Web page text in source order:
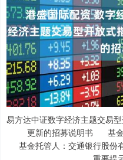
易方达中证数字经济主题交易型开放式指数 证券投资基金 更新的招募说明书 基金管理人：易方达基金管理有限公司 基金托管人：交通银行股份有限公司 二〇二五年七月 重要提示 字经济主题交易型开放式指数证券投资基金注册的批复》（证监许可2024424 号）、 集备案的回函》（机构司函20242018 号）进行募集。本基金基金合同于 2025 年 7 月 7 日正式生效。 注册，但中国证监会对本基金募集的注册，并不表明其对本基金的投资价值、市场前景和 收益作出实质性判断或保证，也不表明投资于本基金没有风险。 基金管理人依照恪尽职守、诚实信用、谨慎勤勉的原则管理和运用基金财产，但不保 证基金一定盈利，也不保证最低收益。 （1）样本空间 同中证全指指数的样本空间 （2）选样方法 证券； 基础设施领域：通信设备、电子设备、电脑与外围设备、半导体等； 主要应用领域：线上购物、快递物流、影视娱乐、网络游戏、视频直播、在线教育、 远程医疗、车联网等； 值占比分配样本数量。分别在基础设施领域和主要应用领域内，按照过去一年日均总市值 由高到低排名选样，合计选取 50 只证券作为指数样本。 （3）指数计算 指数计算公式为：报告期指数=报告期样本的调整市值/除数×1000 其中，调整市值=∑（证券价格×调整股本数×权重因子）。调整股本数的计算方 法、除数修正方法参见中证指数有限公司网站发布的计算与维护细则。权重因子介于 0 和 有关标的指数具体编制方案等指数信息详见中证指数有限公司网站，网址： www.csindex.com.cn。 金资产的 80%且不低于基金资产净值的 90%，其投资目标是紧密跟踪标的指数，追求跟踪 偏离度和跟踪误差的最小化。本基金投资于证券期货市场，基金净值会因为证券期货市场 波动等因素产生波动，投资有风险，投资者在投资本基金前，请认真阅读本基金招募说明 书、基金合同、基金产品资料概要等信息披露文件，全面认识本基金产品的风险收益特征 和产品特性，充分考虑自身的风险承受能力，理性判断市场，自主判断基金的投资价值， 对投资基金的意愿、时机、数量等投资行为作出独立决策，承担基金投资中可能出现的各 类风险。 投资本基金可能遇到的主要风险包括：本基金特有风险、市场风险、管理风险、流动 性风险、本基金法律文件中涉及基金风险特征的表述与销售机构对基金的风险评级可能不 一致的风险、税收风险及其他风险等。本基金特有风险包括：（1）指数化投资的风险， 包括标的指数回报与股票市场平均回报偏离的风险、标的指数发布时间较短的风险、标的 指数成份股主要集中于数字经济主题的行业集中风险、标的指数波动的风险、部分成份股 权重较大的风险、标的指数编制方案带来的风险、标的指数变更的风险、基金投资组合回 报与标的指数回报偏离的风险、跟踪误差控制未达约定目标的风险、标的指数值计算出错 的风险、指数编制机构停止服务的风险等；（2）ETF 运作的风险，包括可接受股票认购 导致的风险、参考 IOPV 决策和 IOPV 计算错误的风险、基金交易价格与份额净值发生偏 离的风险、成份股停牌的风险、投资人申购失败的风险、投资人赎回失败的风险、申购赎 回清单中设置较低的申购/赎回份额上限的风险、沪市成份证券申赎处理规则带来的风险、 申购赎回清单差错风险、申购赎回清单标识设置不合理的风险、基金份额赎回对价的变现 风险、套利风险、基金收益分配后基金份额净值低于面值的风险、第三方机构服务的风险、 退市风险等；（3）投资特定品种（包括股指期货、国债期货、股票期权等金融衍生品、 资产支持证券、存托凭证等）的特有风险；（4）参与转融通证券出借业务的风险等。 本基金的具体运作特点详见基金合同和招募说明书的约定。投资本基金可能面临的一 般风险及特有风险详见本招募说明书的“风险揭示”部分。 货币市场基金。本基金为指数型基金，主要采用完全复制法跟踪标的指数的表现，具有与 标的指数相似的风险收益特征。 日可以赎回；当日申购的基金份额，当日可以竞价卖出，次一交易日可以赎回。 投资者投资于本基金前请认真阅读证券交易所和登记结算机构关于 ETF 的相关业务规 则及其不时的更新，确保具备相关专业知识、清楚了解相关规则流程后方可参与本基金的 认购、申购、赎回及交易。投资者一旦认购、申购或赎回本基金，即表示对基金认购、申 购和赎回所涉及的登记方式以及申购赎回所涉及组合证券、现金替代、现金差额等相关的 交收方式及业务规则已经认可。 基金运营状况与基金净值变化引致的投资风险，由投资者自行负责。此外，本基金以 1 元 初始面值进行募集，在市场波动等因素的影响下，存在单位份额净值跌破 1 元初始面值的 风险。 损失本金。投资有风险，投资人在进行投资决策前，请仔细阅读本基金的《招募说明书》 及《基金合同》。 成对本基金表现的保证。 本基金本次更新招募说明书对基金最小申购、赎回单位进行更新，相关信息更新截止 日为 2025 年 7 月 15 日，并更新了基金成立和基金管理人相关信息，更新截止日为 2025 年 目 录 I 第一部分 绪 言 本招募说明书依据《中华人民共和国证券投资基金法》（以下简称《基金法》）、 《公开募集证券投资基金运作管理办法》（以下简称《运作办法》）、《公开募集证 券投 资基金销售机构监督管理办法》（以下简称《销售办法》）、《公开募集证券投资基 金信 息披露管理办法》（以下简称《信息披露办法》）、《证券投资基金信息披露内容与 格式 准则第 5 号》、《公开募集开放式证券投资基金流动性风险管 理规定》（以下简称《流动性风险管理规定》）、《公开募集证券投资基金运作指 引第 3 号——指数基金指引》（以下简称《指数基金指引》）、《易方达中证数字经济主题 交易 型开放式指数证券投资基金基金合同》（以下简称基金合同）及其它有关规定等编写。 基金管理人承诺本招募说明书不存在任何虚假记载、误导性陈述或者重大遗漏,并对其 真实性、准确性、完整性承担法律责任。本基金是根据本招募说明书所载明的资料申 请募 集的。本基金管理人没有委托或授权任何其他人提供未在本招募说明书中载明的信息 ，或 对本招募说明书作任何解释或者说明。 本招募说明书根据本基金的基金合同编写，并经中国证监会注册。基金合同是约定基 金合同当事人之间权利、义务的法律文件。基金投资人依基金合同取得基金份额，即 成为 基金份额持有人和基金合同的当事人，其持有基金份额的行为本身即表明其对基金合 同的 承认和接受，并按照《基金法》、基金合同及其他有关规定享有权利、承担义务。基 金投 资人欲了解基金份额持有人的权利和义务，应详细查阅基金合同。 本基金按照中国法律法规成立并运作，若基金合同、招募说明书等基金法律文件的内 容与届时有效的法律法规的强制性规定不一致，应当以届时有效的法律法规的规定为准。 第二部分 释 义 本招募说明书中除非文意另有所指，下列词语或简称具有如下含义： 及对基金合同的任何有效修订和补充 交易型开放式指数证券投资基金托管协议》及对该托管协议的任何有效修订和补充 投资基金招募说明书》及其更新 基金产品资料概要》及其更新 基金份额发售公告》 资基金上市交易公告书》 实施细则》定义的“交易型开放式基金”，简称“ETF（Exchange Traded Fund）” 似，采用开放式运作方式的基金 释、行政规章以及其他对基金合同当事人有约束力的决定、决议、通知等 会议通过，经 2012 年 12 月 28 日第十一届全国人民代表大会常务委员会第三十次会议修 订，自 2013 年 6 月 1 日起实施，并经 2015 年 4 月 24 日第十二届全国人民代表大会常务委 员会第十四次会议《全国人民代表大会常务委员会关于修改等七 部法律的决定》修正的《中华人民共和国证券投资基金法》及颁布机关对其不时做出的修 订 开募集证券投资基金销售机构监督管理办法》及颁布机关对其不时做出的修订 《公开募集证券投资基金信息披露管理办法》及颁布机关对其不时做出的修订 募集证券投资基金运作管理办法》及颁布机关对其不时做出的修订 实施的《公开募集开放式证券投资基金流动性风险管理规定》及颁布机关对其不时做出的 修订 《公开募集证券投资基金运作指引第 3 号——指数基金指引》及颁布机关对其不时做出的 修订 主体，包括基金管理人、基金托管人和基金份额持有人 并存续或经有关政府部门批准设立并存续的企业法人、事业法人、社会团体或其他组织 货投资的境外机构投资者，包括合格境外机构投资者和人民币合格境外机构投资者 中国证监会允许购买证券投资基金的其他投资人的合称 金份额的申购、赎回、转换、转托管及定期定额投资等业务 的其他条件，取得基金销售业务资格并与基金管理人签订了基金销售服务协议，办理基金 销售业务的机构，包括发售代理机构和办理申购赎回业务的申购赎回代理券商 人指定的、在募集期间代理本基金发售业务的机构 管理人指定的、在《基金合同》生效后代理办理本基金申购、赎回业务的证券公司，又称 为代办证券公司 人基金账户的建立和管理、基金份额注册登记、基金交易的确认、清算和结算、代理发放 红利、建立并保管基金份额持有人名册等 登记结算有限责任公司 的基金份额余额及其变动情况的账户 理人向中国证监会办理基金备案手续完毕，并获得中国证监会书面确认的日期 毕，清算结果报中国证监会备案并予以公告的日期 的相关业务规则及其不时做出的修订 金份额的行为 金合同规定的对价向基金管理人购买基金份额的行为 件，要求将基金份额兑换为基金合同所规定对价的行为 件 合证券、现金替代、现金差额及其他对价 明书规定应交付给赎回人的组合证券、现金替代、现金差额及其他对价 替代组合证券中部分证券的一定数量的现金 赎回单位中的组合证券市值和现金替代之差；投资者申购、赎回时应支付或应获得的现金 差额根据最小申购、赎回单位对应的现金差额、申购或赎回的基金份额数计算 额的估计值，预估现金部分由申购赎回代理券商预先冻结 的基金份额应为最小申购、赎回单位的整数倍 回清单和组合证券内各只证券的实时成交数据计算，并通过深圳证券交易所发布的基金份 额参考净值，简称“IOPV” 下，按照一定比例调整基金份额总额及基金份额净值 息、已实现的其他合法收入及因运用基金财产带来的成本和费用的节约 其他资产的价值总和 份额净值的过程 《信息披露办法》规定的互联网网站（以下简称规定网站，包括基金管理人网站、基金托 管人网站、中国证监会基金电子披露网站）等媒介 格予以变现的资产，包括但不限于到期日在 10 个交易日以上的逆回购与银行定期存款（含 协议约定有条件提前支取的银行存款）、停牌股票、流通受限的新股及非公开发行股票、 资产支持证券、